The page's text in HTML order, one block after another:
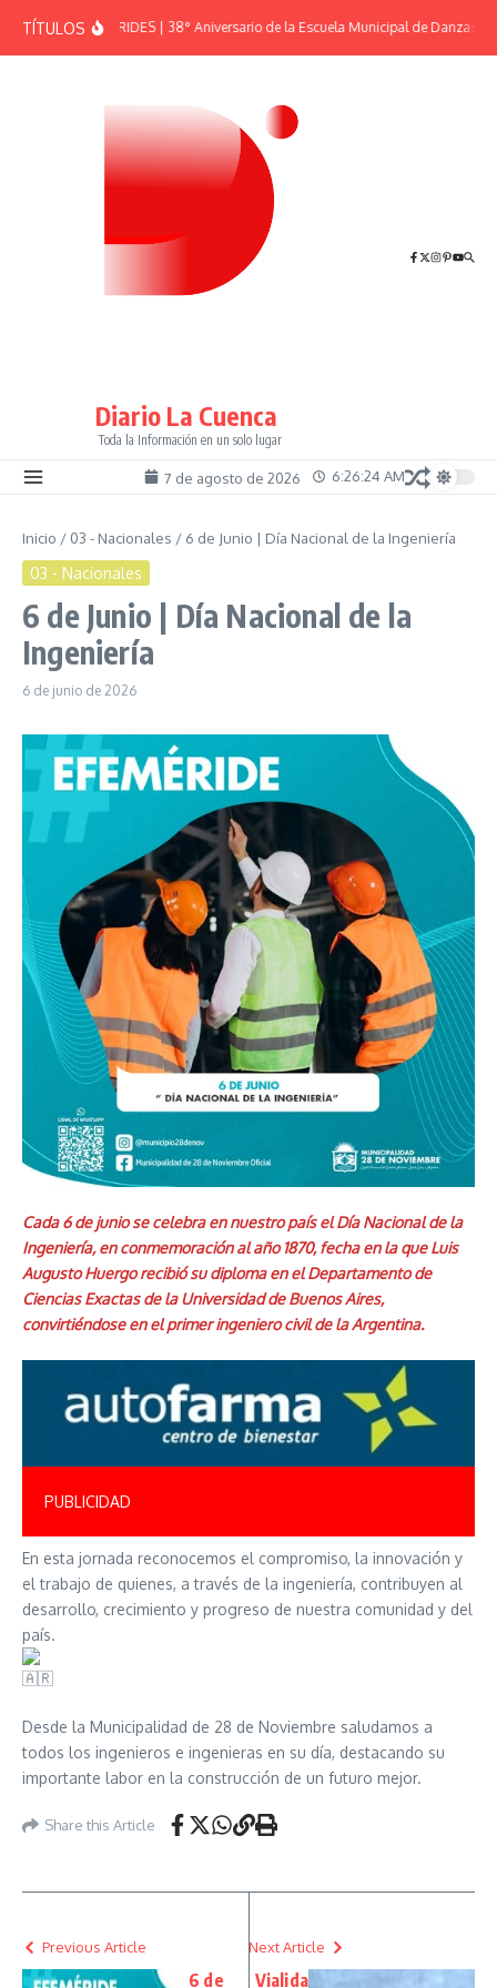
TÍTULOSEFEMÉRIDES | 38° Aniversario de la Escuela Municipal de Danzas “El
Diario La Cuenca
Toda la Información en un solo lugar
7 de agosto de 2026 6:26:25 AM
Inicio / 03 - Nacionales / 6 de Junio | Día Nacional de la Ingeniería
03 - Nacionales
6 de Junio | Día Nacional de la
Ingeniería
6 de junio de 2026
Cada 6 de junio se celebra en nuestro país el Día Nacional de la
Ingeniería, en conmemoración al año 1870, fecha en la que Luis
Augusto Huergo recibió su diploma en el Departamento de
Ciencias Exactas de la Universidad de Buenos Aires,
convirtiéndose en el primer ingeniero civil de la Argentina.
PUBLICIDAD
En esta jornada reconocemos el compromiso, la innovación y
el trabajo de quienes, a través de la ingeniería, contribuyen al
desarrollo, crecimiento y progreso de nuestra comunidad y del
país.
Desde la Municipalidad de 28 de Noviembre saludamos a
todos los ingenieros e ingenieras en su día, destacando su
importante labor en la construcción de un futuro mejor.
Share this Article
Previous Article
6 de
Next Article
Vialida